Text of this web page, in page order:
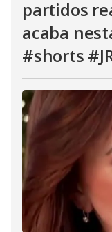
partidos
acaba
#shorts